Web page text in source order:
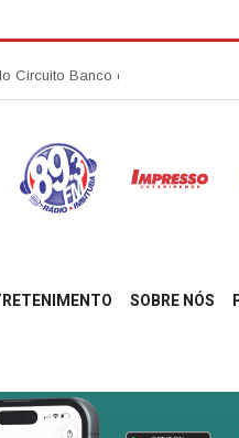
do Brasil de Corrida com
SOBRE NÓS